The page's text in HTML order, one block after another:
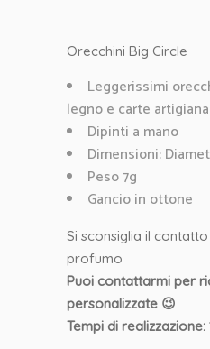
Orecchini Big Circle
Leggerissimi
legno e carte
Dipinti a mano
Dimensioni:
Peso 7g
Gancio in ottone
Si sconsiglia il
profumo
Puoi contattarmi per
personalizzate 😉
Tempi di